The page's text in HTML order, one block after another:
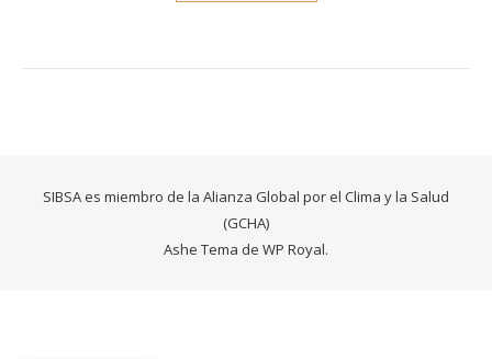
SIBSA es miembro de la Alianza Global por el Clima y la Salud
(GCHA)
Ashe Tema de WP Royal.